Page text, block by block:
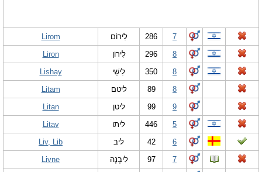
Lirom לִירוֹם 286
7
Liron
לִירוֹן 296
8
Lishay
לִישַׁי 350
8
Litam
ליטם 89
8
Litan
ליטן 99
9
Litav
ליתו 446
5
Liv, Lib
ליב 42
6
Livne
לִיבְנֶה 97
7